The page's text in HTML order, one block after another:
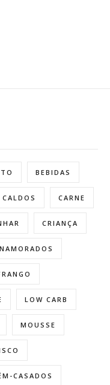
BEBIDAS
CALDOS CARNE
CRIANÇA
LOW CARB
MOUSSE
CASADOS